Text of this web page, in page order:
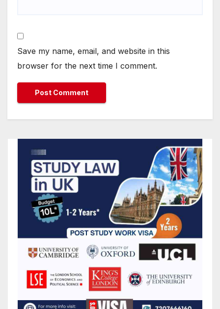
Save my name, email, and website in this
browser for the next time I comment.